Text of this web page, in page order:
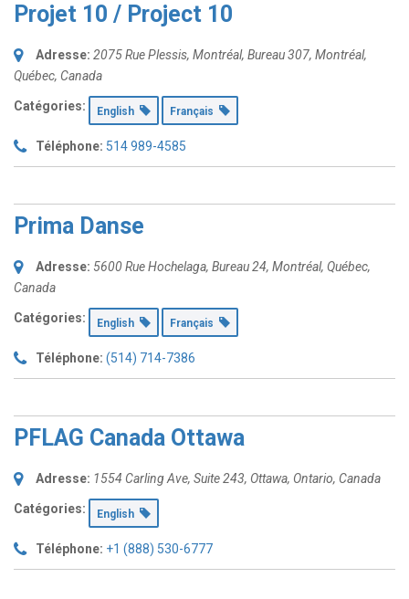
Projet 10 / Project 10
Adresse: 2075 Rue Plessis, Montréal, Bureau 307, Montréal,
Québec, Canada
Catégories: English Français
Téléphone: 514 989-4585
Prima Danse
Adresse: 5600 Rue Hochelaga, Bureau 24, Montréal, Québec,
Canada
Catégories: English Français
Téléphone: (514) 714-7386
PFLAG Canada Ottawa
Adresse: 1554 Carling Ave, Suite 243, Ottawa, Ontario, Canada
Catégories: English
Téléphone: +1 (888) 530-6777